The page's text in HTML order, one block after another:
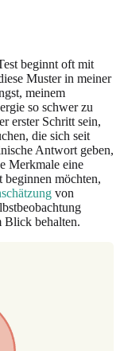
beginnt oft mit
Muster in meiner
meinem
so schwer zu
erster Schritt sein,
die sich seit
Antwort geben,
Merkmale eine
beginnen möchten,
von
Blick behalten.